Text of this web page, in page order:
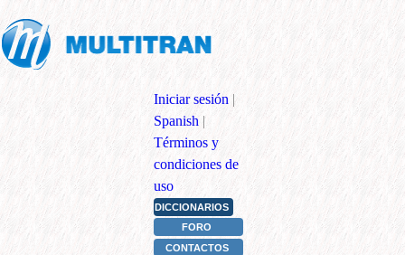
Iniciar sesión |
Spanish |
Términos y
condiciones de
uso
DICCIONARIOS
FORO
CONTACTOS